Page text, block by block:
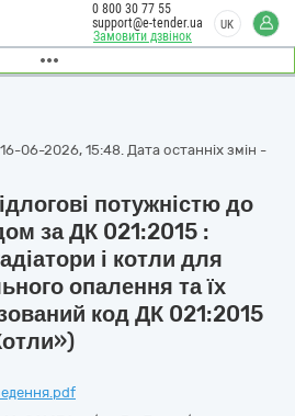
Замовити дзвінок
0 800 30 77 55
support@e-tender.ua
UK
06-2026, 15:48. Дата останніх змін -
потужністю до
за ДК 021:2015 :
і котли для
опалення та їх
код ДК 021:2015